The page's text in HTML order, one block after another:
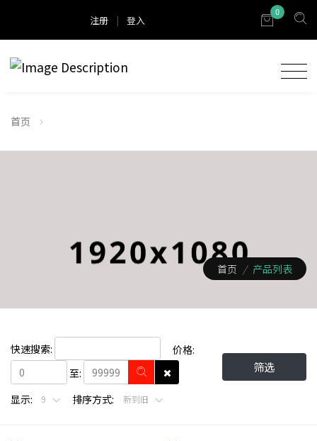
注册 | 登入
0
首页
首页 / 产品列表
快速搜索:
价格:
至:
筛选
显示: 9 排序方式: 新到旧